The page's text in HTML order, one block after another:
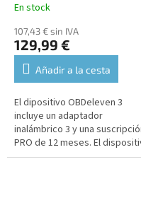
En stock
107,43 € sin IVA
129,99 €
Añadir a la cesta
El dipositivo OBDeleven 3
incluye un adaptador
inalámbrico 3 y una
PRO de 12 meses. El
es compatible con el idioma